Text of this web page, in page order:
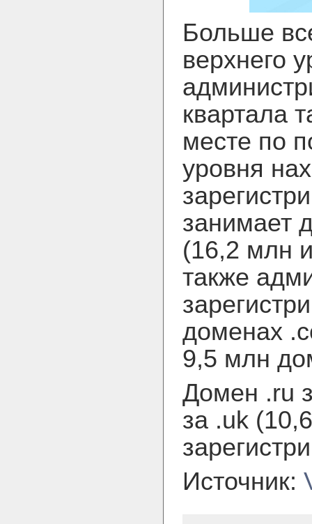
Больше
верхнего
квартала
месте по
уровня
занимает
(16,2 млн
также
доменах
9,5 млн
Домен .ru
за .uk
Источник: